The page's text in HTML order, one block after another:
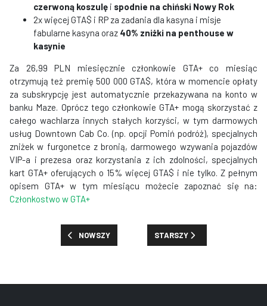
czerwoną koszulę i spodnie na chiński Nowy Rok
2x więcej GTA$ i RP za zadania dla kasyna i misje
fabularne kasyna oraz 40% zniżki na penthouse w
kasynie
Za 26,99 PLN miesięcznie członkowie GTA+ co miesiąc
otrzymują też premię 500 000 GTA$, która w momencie opłaty
za subskrypcję jest automatycznie przekazywana na konto w
banku Maze. Oprócz tego członkowie GTA+ mogą skorzystać z
całego wachlarza innych stałych korzyści, w tym darmowych
usług Downtown Cab Co. (np. opcji Pomiń podróż), specjalnych
zniżek w furgonetce z bronią, darmowego wzywania pojazdów
VIP-a i prezesa oraz korzystania z ich zdolności, specjalnych
kart GTA+ oferujących o 15% więcej GTA$ i nie tylko. Z pełnym
opisem GTA+ w tym miesiącu możecie zapoznać się na:
Członkostwo w GTA+
POPRZEDNIA STRONA: NALOT NA FARMĘ CLUCKIN'
NOWSZY NASTĘPNA STRONA:
STARSZY